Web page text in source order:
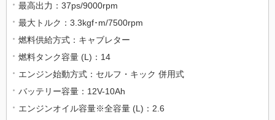
最高出力：37ps/9000rpm
最大トルク：3.3kgf･m/7500rpm
燃料供給方式：キャブレター
燃料タンク容量 (L)：14
エンジン始動方式：セルフ・キック 併用式
バッテリー容量：12V-10Ah
エンジンオイル容量※全容量 (L)：2.6